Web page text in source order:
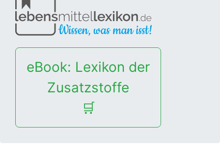
eBook: Lexikon der
Zusatzstoffe
🛒